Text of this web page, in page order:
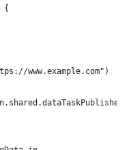
{
www.example.com")